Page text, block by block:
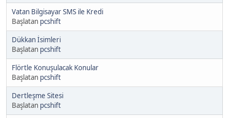
Vatan Bilgisayar SMS ile Kredi
Başlatan pcshift
Dükkan İsimleri
Başlatan pcshift
Flörtle Konuşulacak Konular
Başlatan pcshift
Dertleşme Sitesi
Başlatan pcshift